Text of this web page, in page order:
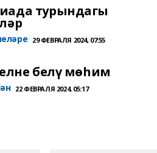
турындагы
29 ФЕВРАЛЯ 2024, 07:55
белү мөһим
22 ФЕВРАЛЯ 2024, 05:17